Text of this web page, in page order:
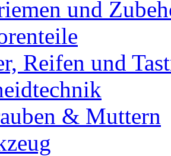
und
Reifen und
& Muttern